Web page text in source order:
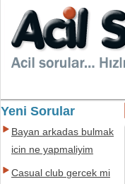
Yeni Sorular
Bayan arkadas bulmak
icin ne yapmaliyim
Casual club gercek mi